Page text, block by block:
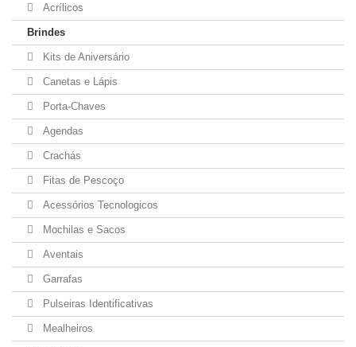
Acrílicos
Brindes
Kits de Aniversário
Canetas e Lápis
Porta-Chaves
Agendas
Crachás
Fitas de Pescoço
Acessórios Tecnologicos
Mochilas e Sacos
Aventais
Garrafas
Pulseiras Identificativas
Mealheiros